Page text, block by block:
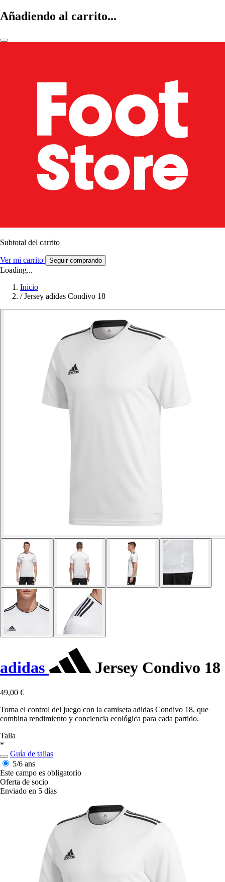
Añadiendo al carrito...
Subtotal del carrito
Ver mi carrito Seguir comprando
Loading...
Inicio
/ Jersey adidas Condivo 18
adidas Jersey Condivo 18
49,00 €
Toma el control del juego con la camiseta adidas Condivo 18, que
combina rendimiento y conciencia ecológica para cada partido.
Talla
*
Guía de tallas
5/6 ans
Este campo es obligatorio
Oferta de socio
Enviado en 5 días